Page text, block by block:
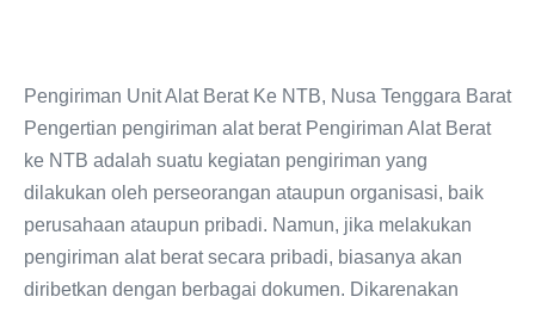
alat
berat
NTB
Pengiriman Unit Alat Berat Ke NTB, Nusa Tenggara Barat
Pengertian pengiriman alat berat Pengiriman Alat Berat
ke NTB adalah suatu kegiatan pengiriman yang
dilakukan oleh perseorangan ataupun organisasi, baik
perusahaan ataupun pribadi. Namun, jika melakukan
pengiriman alat berat secara pribadi, biasanya akan
diribetkan dengan berbagai dokumen. Dikarenakan